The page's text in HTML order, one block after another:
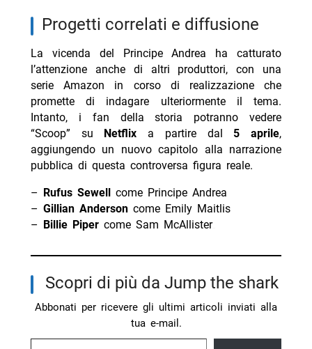
progetti correlati e diffusione
La vicenda del Principe Andrea ha catturato
l’attenzione anche di altri produttori, con una
serie Amazon in corso di realizzazione che
promette di indagare ulteriormente il tema.
Intanto, i fan della storia potranno vedere
“Scoop” su Netflix a partire dal 5 aprile,
aggiungendo un nuovo capitolo alla narrazione
pubblica di questa controversa figura reale.
– Rufus Sewellcome Principe Andrea
– Gillian Andersoncome Emily Maitlis
– Billie Pipercome Sam McAllister
Scopri di più da Jump the shark
Abbonati per ricevere gli ultimi articoli inviati alla
tua e-mail.
Digita la tua e-mail...